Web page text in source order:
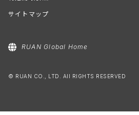
サイトマップ
RUAN Global Home
© RUAN CO., LTD. All RIGHTS RESERVED